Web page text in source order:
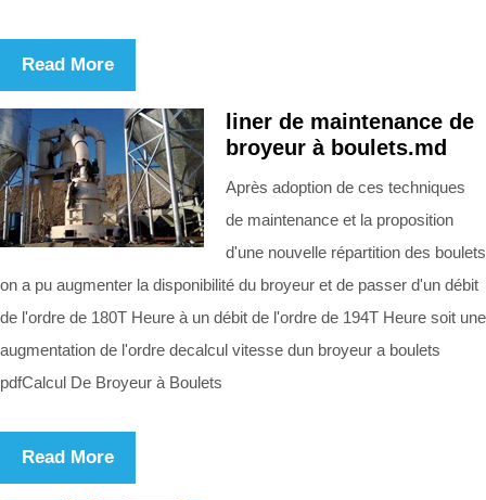
Read More
liner de maintenance de
broyeur à boulets.md
Après adoption de ces techniques
de maintenance et la proposition
d'une nouvelle répartition des boulets
on a pu augmenter la disponibilité du broyeur et de passer d'un débit
de l'ordre de 180T Heure à un débit de l'ordre de 194T Heure soit une
augmentation de l'ordre decalcul vitesse dun broyeur a boulets
pdfCalcul De Broyeur à Boulets
Read More